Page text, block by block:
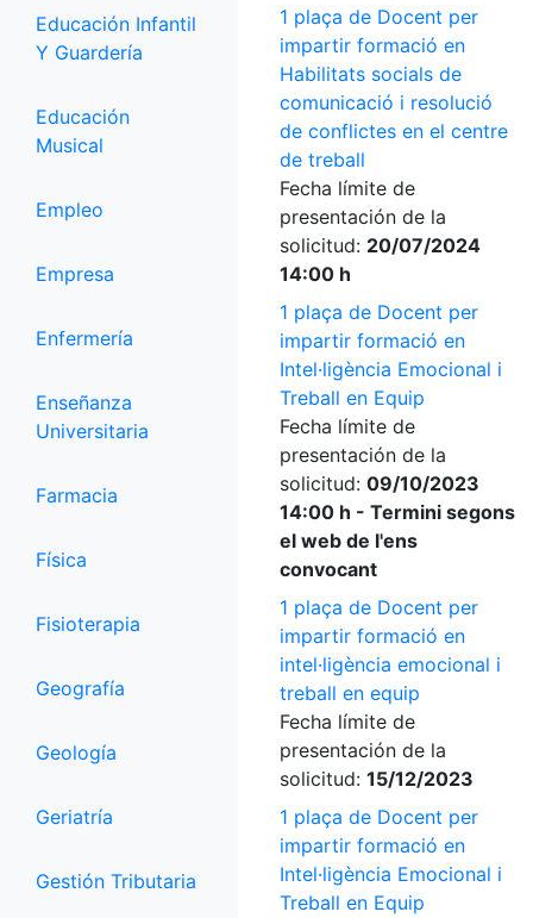
Educación Infantil
Y Guardería
Educación
Musical
Empleo
Empresa
Enfermería
Enseñanza
Universitaria
Farmacia
Física
Fisioterapia
Geografía
Geología
Geriatría
Gestión Tributaria
1 plaça de Docent per
impartir formació en
Habilitats socials de
comunicació i resolució
de conflictes en el centre
de treball
Fecha límite de
presentación de la
solicitud: 20/07/2024
14:00 h
1 plaça de Docent per
impartir formació en
Intel·ligència Emocional i
Treball en Equip
Fecha límite de
presentación de la
solicitud: 09/10/2023
14:00 h - Termini segons
el web de l'ens
convocant
1 plaça de Docent per
impartir formació en
intel·ligència emocional i
treball en equip
Fecha límite de
presentación de la
solicitud: 15/12/2023
1 plaça de Docent per
impartir formació en
Intel·ligència Emocional i
Treball en Equip